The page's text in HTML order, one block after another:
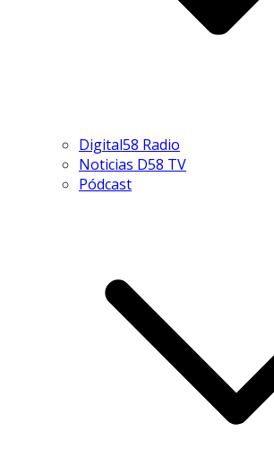
Digital58 Radio
Noticias D58 TV
Pódcast